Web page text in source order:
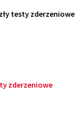
testy zderzeniowe
zderzeniowe